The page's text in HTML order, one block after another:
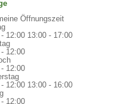
Öffnungszeit
12:00 13:00 - 17:00
12:00
12:00
12:00 13:00 - 16:00
12:00